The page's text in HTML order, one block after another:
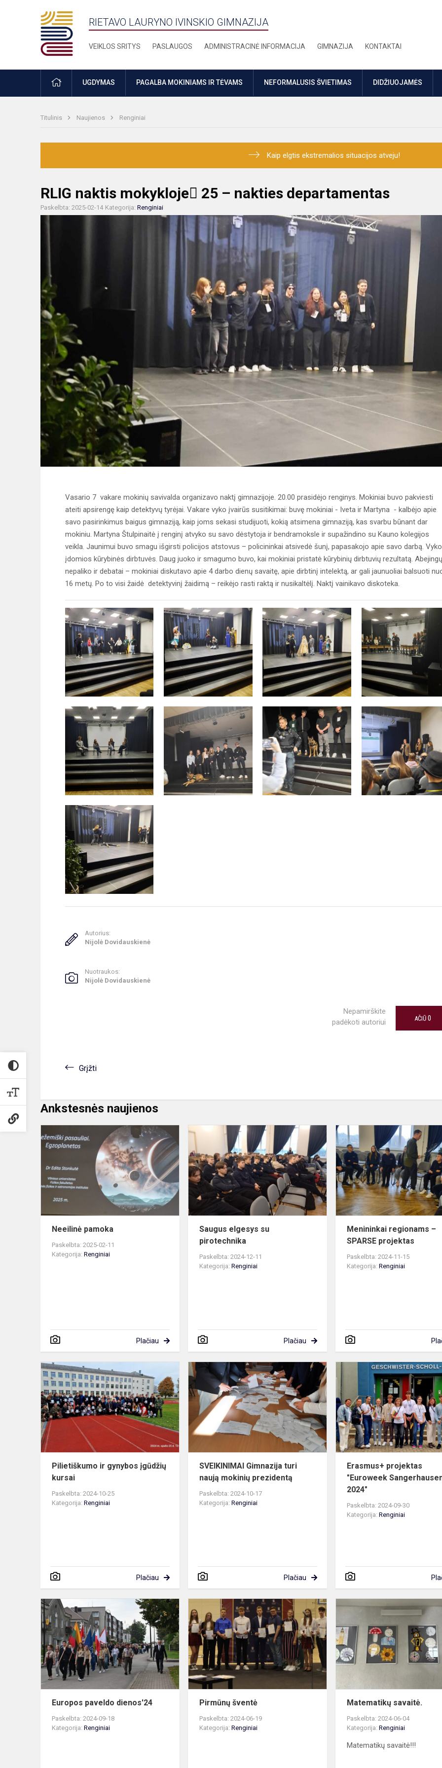
RIETAVO LAURYNO IVINSKIO GIMNAZIJA
VEIKLOS SRITYS PASLAUGOS ADMINISTRACINĖ INFORMACIJA GIMNAZIJA KONTAKTAI
PRADŽIAUGDYMAS PAGALBA MOKINIAMS IR TĖVAMS NEFORMALUSIS ŠVIETIMAS DIDŽIUOJAMĖS
Titulinis Naujienos Renginiai
Kaip elgtis ekstremalios situacijos atveju!
RLIG naktis mokykloje 25 – nakties departamentas
Paskelbta: 2025-02-14 Kategorija: Renginiai
Vasario 7 vakare mokinių savivalda organizavo naktį gimnazijoje. 20.00 prasidėjo renginys. Mokiniai buvo pakviesti
ateiti apsirengę kaip detektyvų tyrėjai. Vakare vyko įvairūs susitikimai: buvę mokiniai - Iveta ir Martyna - kalbėjo apie
savo pasirinkimus baigus gimnaziją, kaip joms sekasi studijuoti, kokią atsimena gimnaziją, kas svarbu būnant dar
mokiniu. Martyna Štulpinaitė į renginį atvyko su savo dėstytoja ir bendramoksle ir supažindino su Kauno kolegijos
veikla. Jaunimui buvo smagu išgirsti policijos atstovus – policininkai atsivedė šunį, papasakojo apie savo darbą. Vyko
įdomios kūrybinės dirbtuvės. Daug juoko ir smagumo buvo, kai mokiniai pristatė kūrybinių dirbtuvių rezultatą. Abejingų
nepaliko ir debatai – mokiniai diskutavo apie 4 darbo dienų savaitę, apie dirbtinį intelektą, ar gali jaunuoliai balsuoti
16 metų. Po to visi žaidė detektyvinį žaidimą – reikėjo rasti raktą ir nusikaltėlį. Naktį vainikavo diskoteka.
Autorius:
Nijolė Dovidauskienė
Nuotraukos:
Nijolė Dovidauskienė
Nepamirškite
padėkoti autoriui
AČIŪ 0
Grįžti
Ankstesnės naujienos
Neeilinė
pamoka
Neeilinė pamoka
Paskelbta: 2025-02-11
Kategorija: Renginiai
Plačiau
Saugus
elgesys
su
pirotechnika
Saugus elgesys su
pirotechnika
Paskelbta: 2024-12-11
Kategorija:Renginiai
Plačiau
Menininkai regionams –
SPARSE projektas
Paskelbta: 2024-11-15
Kategorija:Renginiai
Pilietiškumo
ir
gynybos
įgūdžių
kursai
Pilietiškumo ir gynybos įgūdžių
kursai
Paskelbta: 2024-10-25
Kategorija: Renginiai
Plačiau
SVEIKINIMAI
Gimnazija
turi
naują
mokinių
prezidentą
SVEIKINIMAI Gimnazija turi
naują mokinių prezidentą
Paskelbta: 2024-10-17
Kategorija:Renginiai
Plačiau
Erasmus+ projektas
"Euroweek
2024"
Paskelbta: 2024-09-30
Kategorija:Renginiai
Europos
paveldo
dienos'24
Europos paveldo dienos'24
Paskelbta: 2024-09-18
Kategorija: Renginiai
Pirmūnų
šventė
Pirmūnų šventė
Paskelbta: 2024-06-19
Kategorija:Renginiai
Matematikų savaitė.
Paskelbta: 2024-06-04
Kategorija:Renginiai
Matematikų savaitė!!!